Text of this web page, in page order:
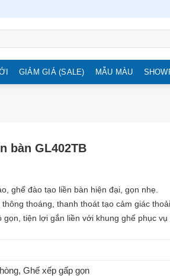
GIẢM GIÁ (SALE) MẪU MÀU
bàn GL402TB
ghế đào tạo liền bàn hiện đại, gọn nhẹ.
thoáng, thanh thoát tạo cảm giác
gọn, tiện lợi gắn liền với khung ghế phục vụ
,Ghế xếp gấp gọn